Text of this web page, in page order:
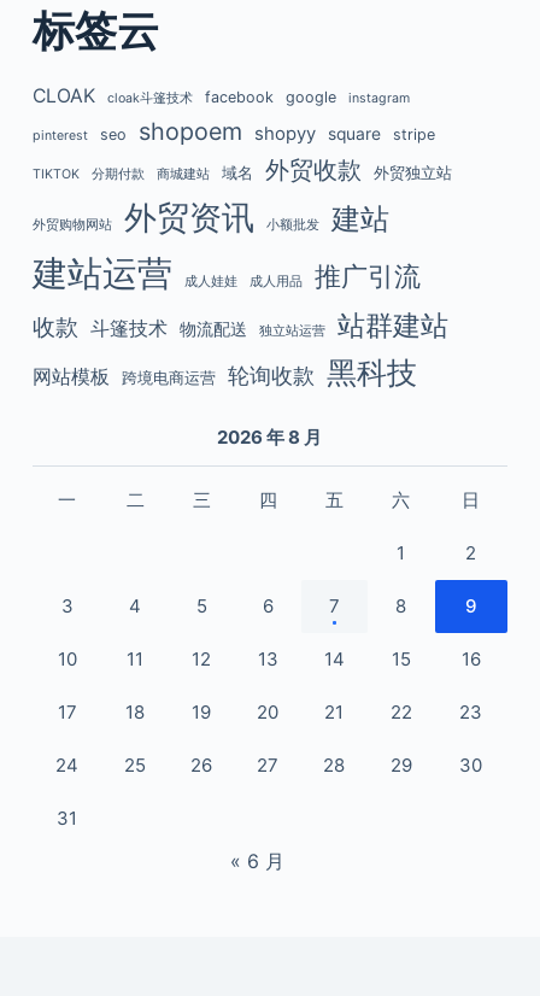
标签云
CLOAK cloak斗篷技术 facebook google instagram
pinterest seo shopoem shopyy square stripe
TIKTOK 分期付款 商城建站 域名 外贸收款 外贸独立站
外贸购物网站 外贸资讯 小额批发 建站
建站运营 成人娃娃 成人用品 推广引流
收款 斗篷技术 物流配送 独立站运营 站群建站
网站模板 跨境电商运营 轮询收款 黑科技
2026 年 8 月
一 二 三 四 五 六 日
1 2
3 4 5 6 7 8 9
10 11 12 13 14 15 16
17 18 19 20 21 22 23
24 25 26 27 28 29 30
31
« 6 月